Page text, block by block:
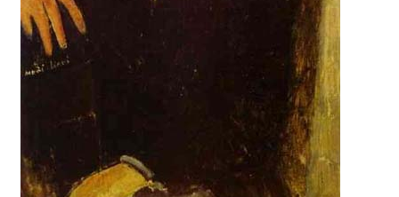
Blue Style
納得リフォームスタジオ nattoku リノベ